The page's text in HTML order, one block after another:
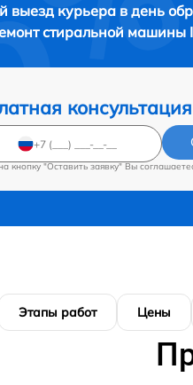
выезд курьера в день
стиральной машины
кнопку "Оставить заявку" Вы
Этапы работ Цены